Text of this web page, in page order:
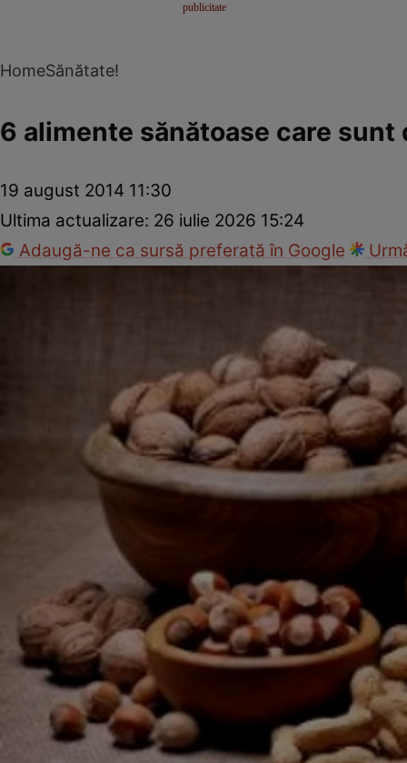
HomeSănătate!
6 alimente sănătoase care
19 august 2014 11:30
Ultima actualizare: 26 iulie 2026 15:24
Adaugă-ne ca sursă preferată în Google